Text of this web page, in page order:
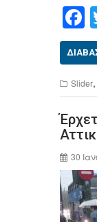
a
c
e
b
o
o
k
Slider,
30